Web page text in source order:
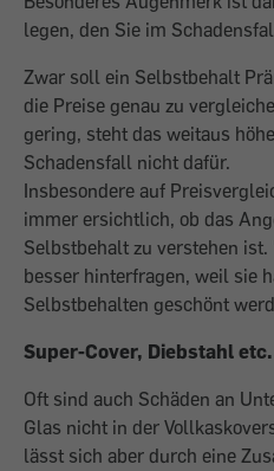
legen, den Sie im
Zwar soll ein Selbstbehalt
die Preise genau zu
gering, steht das weitaus
Schadensfall nicht dafür.
Insbesondere auf
immer ersichtlich, ob das
Selbstbehalt zu verstehen
besser hinterfragen, weil sie
Selbstbehalten geschönt
Super-Cover, Diebstahl etc.
Oft sind auch Schäden an
Glas nicht in der
lässt sich aber durch eine